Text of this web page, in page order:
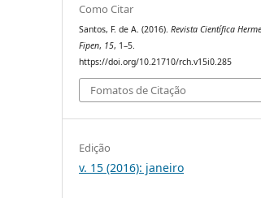
Como Citar
Santos, F. de A. (2016).Revista Científica
Fipen, 15, 1–5.
https://doi.org/10.21710/rch.v15i0.285
Fomatos de Citação
Edição
v. 15 (2016): janeiro